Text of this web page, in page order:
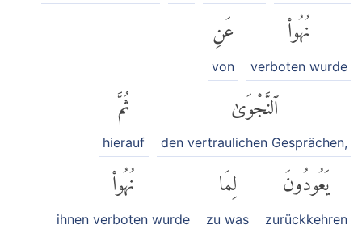
نُهُوا۟
verboten wurde
عَنِ
von
ٱلنَّجْوَىٰ
den vertraulichen Gesprächen,
ثُمَّ
hierauf
يَعُودُونَ
zurückkehren
لِمَا
zu was
نُهُوا۟
ihnen verboten wurde